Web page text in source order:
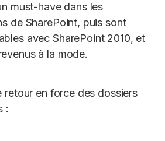
must-have dans les
de SharePoint, puis sont
avec SharePoint 2010, et
à la mode.
retour en force des dossiers
: